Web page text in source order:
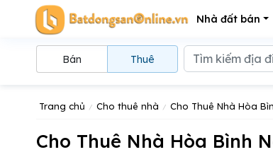
Nhà đất bán
Trang chủ Cho thuê nhà Cho Thuê Nhà Hòa
Cho Thuê Nhà Hòa Bình
Bán Thuê